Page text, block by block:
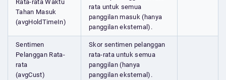
Rata-rata Waktu
Tahan Masuk
(avgHoldTimeIn)
rata untuk semua
panggilan masuk (hanya
panggilan eksternal).
Sentimen
Pelanggan Rata-
rata
(avgCust)
Skor sentimen pelanggan
rata-rata untuk semua
panggilan (hanya
panggilan eksternal).